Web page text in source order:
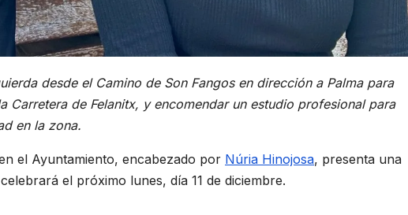
desde el Camino de Son Fangos en dirección a Palma para
Carretera de Felanitx, y encomendar un estudio profesional para
en la zona.
el Ayuntamiento, encabezado por Núria Hinojosa, presenta una
el próximo lunes, día 11 de diciembre.